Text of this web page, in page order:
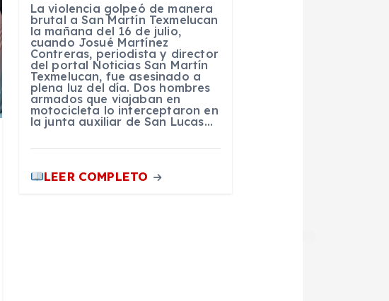
La violencia golpeó de manera
brutal a San Martín Texmelucan
la mañana del 16 de julio,
cuando Josué Martínez
Contreras, periodista y director
del portal Noticias San Martín
Texmelucan, fue asesinado a
plena luz del día. Dos hombres
armados que viajaban en
motocicleta lo interceptaron en
la junta auxiliar de San Lucas…
LEER COMPLETO